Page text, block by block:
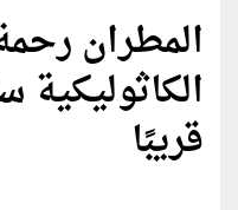
المطران
الكاثوليكية
قريبًا